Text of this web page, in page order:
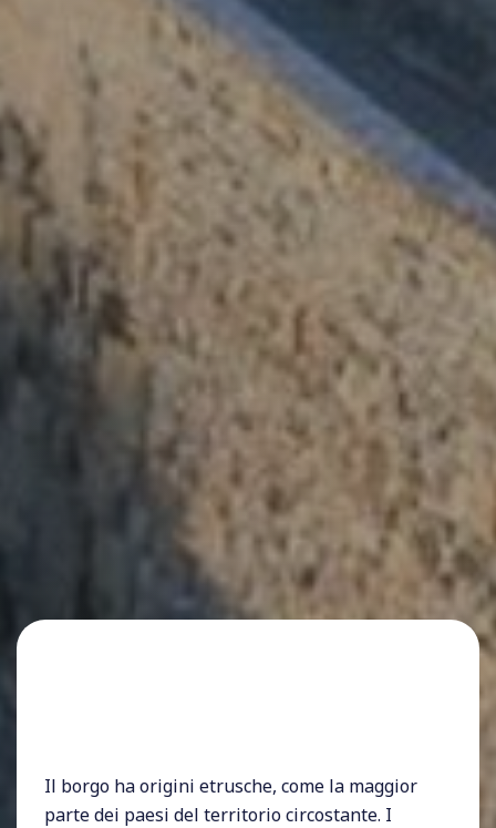
Il borgo ha origini etrusche, come la maggior
parte dei paesi del territorio circostante. I